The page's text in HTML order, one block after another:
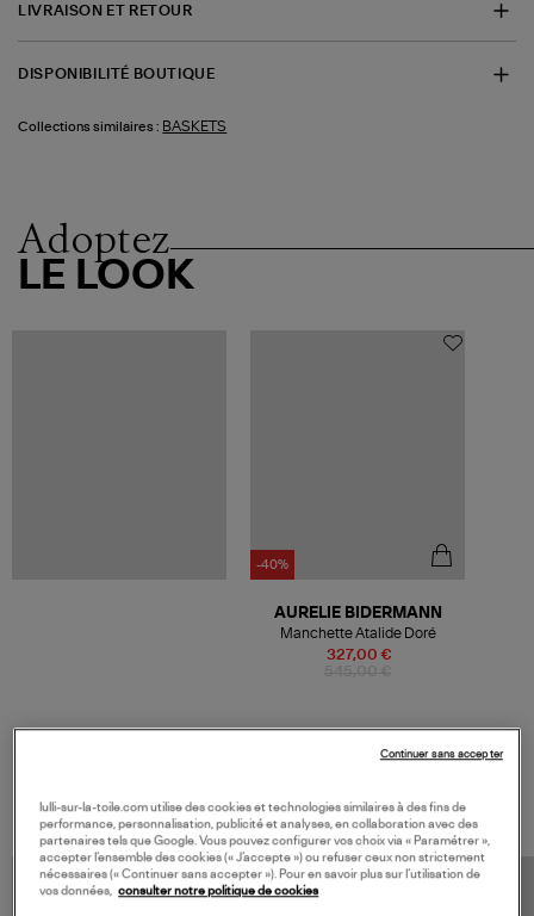
LIVRAISON ET RETOUR
DISPONIBILITÉ BOUTIQUE
Collections similaires : BASKETS
Adoptez
LE LOOK
-40%
327,00 €
AURELIE BIDERMANN
Manchette Atalide Doré
lulli-sur-la-toile.com utilise des cookies et technologies similaires à des fins de
performance, personnalisation, publicité et analyses, en collaboration avec des
partenaires tels que Google. Vous pouvez configurer vos choix via « Paramétrer »,
accepter l’ensemble des cookies (« J’accepte ») ou refuser ceux non strictement
nécessaires (« Continuer sans accepter »). Pour en savoir plus sur l’utilisation de
vos données, consulter notre politique de cookies
Continuer sans accepter